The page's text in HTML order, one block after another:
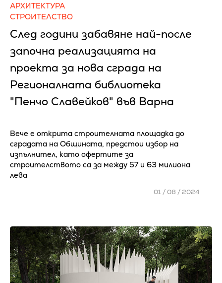
АРХИТЕКТУРА
СТРОИТЕЛСТВО
След години забавяне най-после
започна реализацията на
проекта за нова сграда на
Регионалната библиотека
"Пенчо Славейков" във Варна
Вече е открита строителната площадка до
сградата на Общината, предстои избор на
изпълнител, като офертите за
строителството са за между 57 и 63 милиона
лева
01 / 08 / 2024